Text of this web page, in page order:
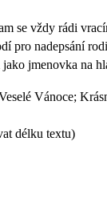
se vždy rádi
pro nadepsání
jmenovka na
Vánoce;
délku textu)